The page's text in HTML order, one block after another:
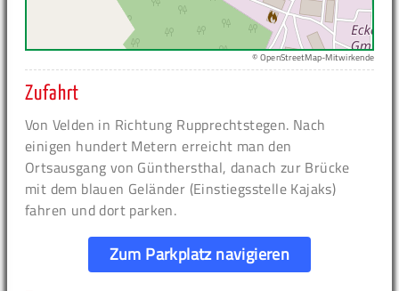
© OpenStreetMap-Mitwirkende
Zufahrt
Von Velden in Richtung Rupprechtstegen. Nach
einigen hundert Metern erreicht man den
Ortsausgang von Günthersthal, danach zur Brücke
mit dem blauen Geländer (Einstiegsstelle Kajaks)
fahren und dort parken.
Zum Parkplatz navigieren